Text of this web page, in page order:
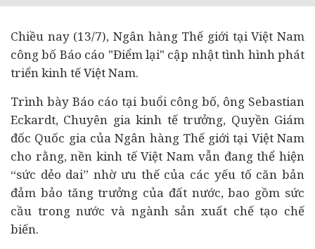
Chiều nay (13/7), Ngân hàngThế giới tại Việt Nam
công bố Báo cáo "Điểm lại" cập nhật tình hình phát
triểnkinh tếViệt Nam.
Trình bày Báo cáo tại buổi công bố, ông Sebastian
Eckardt, Chuyên gia kinh tế trưởng, Quyền Giám
đốc Quốc gia của Ngân hàng Thế giới tại Việt Nam
cho rằng, nền kinh tế Việt Nam vẫn đang thể hiện
“sức dẻo dai” nhờ ưu thế của các yếu tố căn bản
đảm bảo tăng trưởng của đất nước, bao gồm sức
cầu trong nước và ngành sản xuất chế tạo chế
biến.